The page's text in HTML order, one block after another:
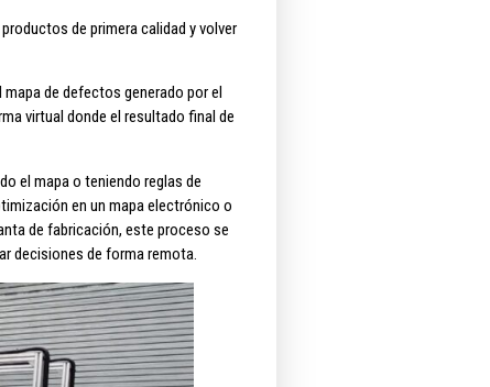
de primera calidad y volver
de defectos generado por el
virtual donde el resultado final de
el mapa o teniendo reglas de
en un mapa electrónico o
de fabricación, este proceso se
decisiones de forma remota.